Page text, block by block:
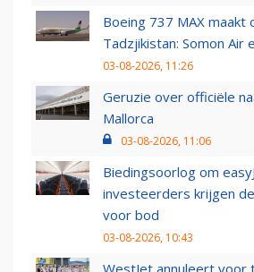
Boeing 737 MAX maakt
Tadzjikistan: Somon Air
03-08-2026, 11:26
Geruzie over officiële
Mallorca
03-08-2026, 11:06
Biedingsoorlog om
investeerders krijgen
voor bod
03-08-2026, 10:43